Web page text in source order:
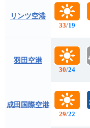
リンツ空港
羽田空港
成田国際空港
33/19
30/24
29/22